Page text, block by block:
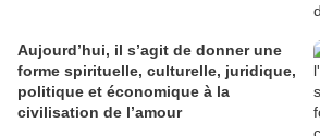
Aujourd’hui, il s’agit de donner une
forme spirituelle, culturelle, juridique,
politique et économique à la
civilisation de l’amour